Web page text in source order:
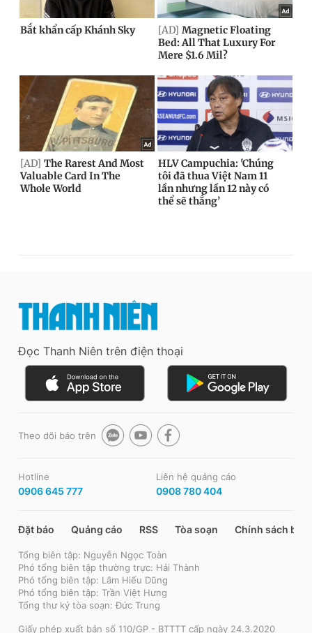
Đọc Thanh Niên trên điện thoại
Theo dõi báo trên
Hotline
0906 645 777
Liên hệ quảng cáo
0908 780 404
Đặt báo Quảng cáo RSS Tòa soạn Chính sách bảo
Tổng biên tập: Nguyễn Ngọc Toàn
Phó tổng biên tập thường trực: Hải Thành
Phó tổng biên tập: Lâm Hiếu Dũng
Phó tổng biên tập: Trần Việt Hưng
Tổng thư ký tòa soạn: Đức Trung
Giấy phép xuất bản số 110/GP - BTTTT cấp ngày 24.3.2020